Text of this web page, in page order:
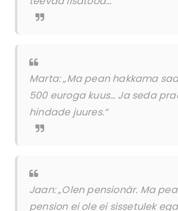
Marta: „Ma pean hakkama
500 euroga kuus… Ja seda
hindade juures.“
Jaan: „Olen pensionär. Ma
pension ei ole ei sissetulek